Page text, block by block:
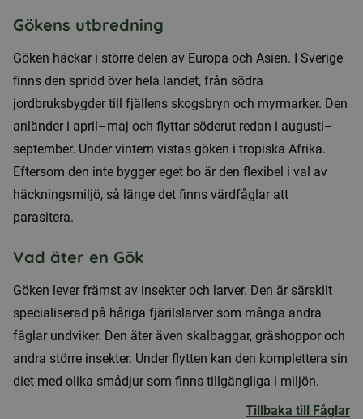
Gökens utbredning
Göken häckar i större delen av Europa och Asien. I Sverige
finns den spridd över hela landet, från södra
jordbruksbygder till fjällens skogsbryn och myrmarker. Den
anländer i april–maj och flyttar söderut redan i augusti–
september. Under vintern vistas göken i tropiska Afrika.
Eftersom den inte bygger eget bo är den flexibel i val av
häckningsmiljö, så länge det finns värdfåglar att
parasitera.
Vad äter en Gök
Göken lever främst av insekter och larver. Den är särskilt
specialiserad på håriga fjärilslarver som många andra
fåglar undviker. Den äter även skalbaggar, gräshoppor och
andra större insekter. Under flytten kan den komplettera sin
diet med olika smådjur som finns tillgängliga i miljön.
Tillbaka till Fåglar